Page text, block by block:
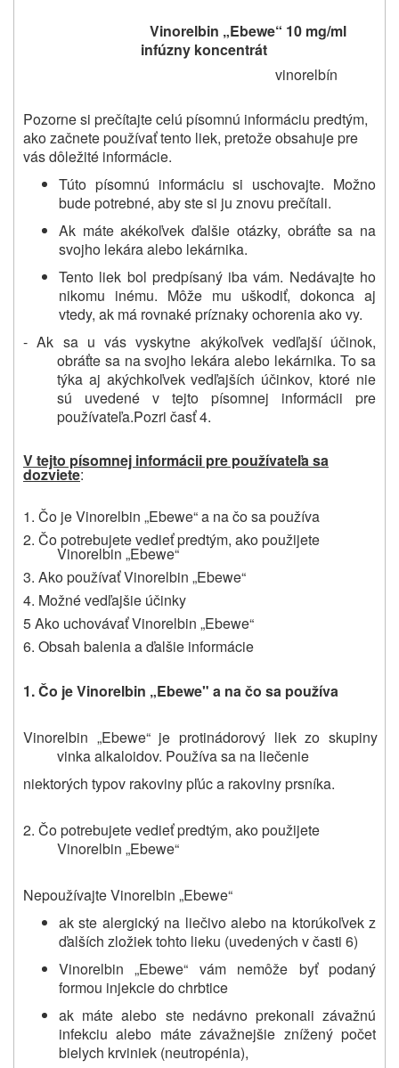
Vinorelbin „Ebewe“ 10 mg/ml
infúzny koncentrát
vinorelbín
Pozorne si prečítajte celú písomnú informáciu predtým,
ako začnete používať tento liek, pretože obsahuje pre
vás dôležité informácie.
Túto písomnú informáciu si uschovajte. Možno
bude potrebné, aby ste si ju znovu prečítali.
Ak máte akékoľvek ďalšie otázky, obráťte sa na
svojho lekára alebo lekárnika.
Tento liek bol predpísaný iba vám. Nedávajte ho
nikomu inému. Môže mu uškodiť, dokonca aj
vtedy, ak má rovnaké príznaky ochorenia ako vy.
- Ak sa u vás vyskytne akýkoľvek vedľajší účinok,
obráťte sa na svojho lekára alebo lekárnika. To sa
týka aj akýchkoľvek vedľajších účinkov, ktoré nie
sú uvedené v tejto písomnej informácii pre
používateľa.Pozri časť 4.
V tejto písomnej informácii pre používateľa sa
dozviete:
1. Čo je Vinorelbin „Ebewe“ a na čo sa používa
2. Čo potrebujete vedieť predtým, ako použijete
Vinorelbin „Ebewe“
3. Ako používať Vinorelbin „Ebewe“
4. Možné vedľajšie účinky
5 Ako uchovávať Vinorelbin „Ebewe“
6. Obsah balenia a ďalšie informácie
1. Čo je Vinorelbin „Ebewe" a na čo sa používa
Vinorelbin „Ebewe“ je protinádorový liek zo skupiny
vinka alkaloidov. Používa sa na liečenie
niektorých typov rakoviny pľúc a rakoviny prsníka.
2. Čo potrebujete vedieť predtým, ako použijete
Vinorelbin „Ebewe“
Nepoužívajte Vinorelbin „Ebewe“
ak ste alergický na liečivo alebo na ktorúkoľvek z
ďalších zložiek tohto lieku (uvedených v časti 6)
Vinorelbin „Ebewe“ vám nemôže byť podaný
formou injekcie do chrbtice
ak máte alebo ste nedávno prekonali závažnú
infekciu alebo máte závažnejšie znížený počet
bielych krviniek (neutropénia),